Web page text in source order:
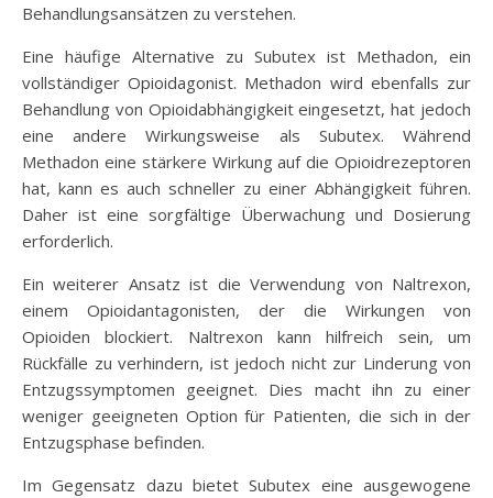
Behandlungsansätzen zu verstehen.
Eine häufige Alternative zu Subutex ist Methadon, ein
vollständiger Opioidagonist. Methadon wird ebenfalls zur
Behandlung von Opioidabhängigkeit eingesetzt, hat jedoch
eine andere Wirkungsweise als Subutex. Während
Methadon eine stärkere Wirkung auf die Opioidrezeptoren
hat, kann es auch schneller zu einer Abhängigkeit führen.
Daher ist eine sorgfältige Überwachung und Dosierung
erforderlich.
Ein weiterer Ansatz ist die Verwendung von Naltrexon,
einem Opioidantagonisten, der die Wirkungen von
Opioiden blockiert. Naltrexon kann hilfreich sein, um
Rückfälle zu verhindern, ist jedoch nicht zur Linderung von
Entzugssymptomen geeignet. Dies macht ihn zu einer
weniger geeigneten Option für Patienten, die sich in der
Entzugsphase befinden.
Im Gegensatz dazu bietet Subutex eine ausgewogene